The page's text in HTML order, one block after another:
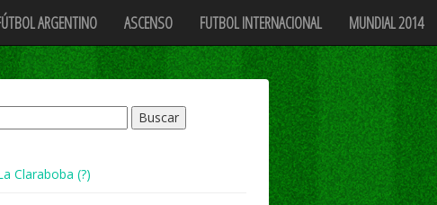
ARGENTINO ASCENSO FUTBOL INTERNACIONAL MUNDIAL 2014
Claraboba (?)